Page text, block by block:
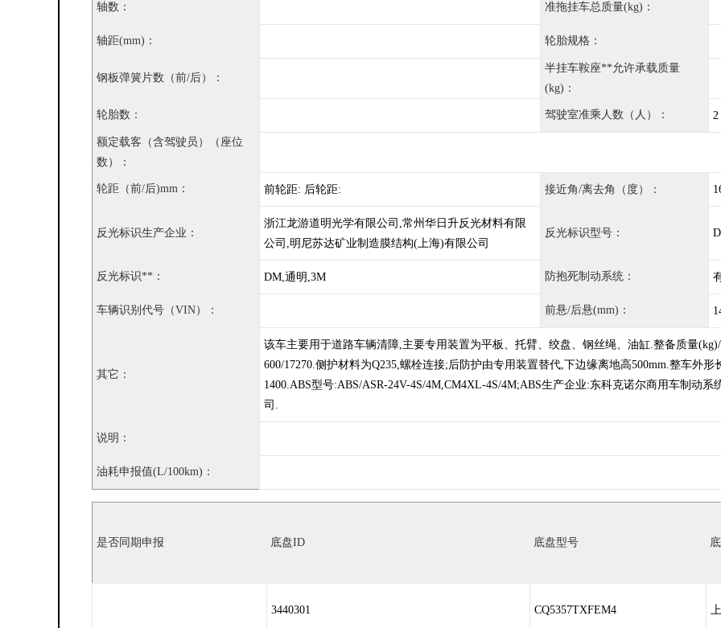
轴数： 准拖挂车总质量(kg)：
轴距(mm)： 轮胎规格：
钢板弹簧片数（前/后）：
半挂车鞍座**允许承载质量
(kg)：
轮胎数： 驾驶室准乘人数（人）： 2
额定载客（含驾驶员）（座位
数）：
轮距（前/后)mm： 前轮距: 后轮距: 接近角/离去角（度）：
反光标识生产企业：
浙江龙游道明光学有限公司,常州华日升反光材料有限
公司,明尼苏达矿业制造膜结构(上海)有限公司
反光标识型号：
反光标识**： DM,通明,3M 防抱死制动系统：
车辆识别代号（VIN）： 前悬/后悬(mm)：
其它：
该车主要用于道路车辆清障,主要专用装置为平板、托臂、绞盘、钢丝绳、油缸.整备质量(kg)/
600/17270.侧护材料为Q235,螺栓连接;后防护由专用装置替代,下边缘离地高500mm.整车外形
1400.ABS型号:ABS/ASR-24V-4S/4M,CM4XL-4S/4M;ABS生产企业:东科克诺尔商用车制动
司.
说明：
油耗申报值(L/100km)：
是否同期申报 底盘ID 底盘型号
3440301 CQ5357TXFEM4